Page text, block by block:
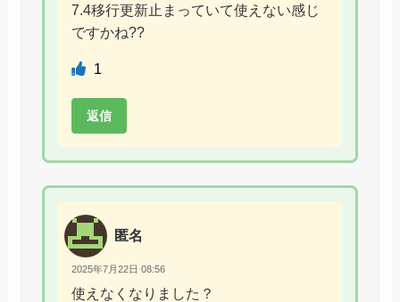
7.4移行更新止まっていて使えない感じ
ですかね??
1
返信
匿名
2025年7月22日 08:56
使えなくなりました？